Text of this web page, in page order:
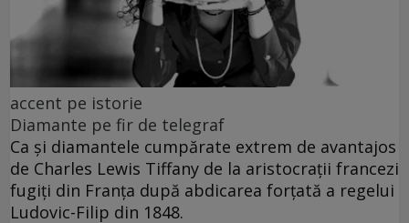
accent pe istorie
Diamante pe fir de telegraf
Ca și diamantele cumpărate extrem de avantajos
de Charles Lewis Tiffany de la aristocrații francezi
fugiți din Franța după abdicarea forțată a regelui
Ludovic-Filip din 1848.